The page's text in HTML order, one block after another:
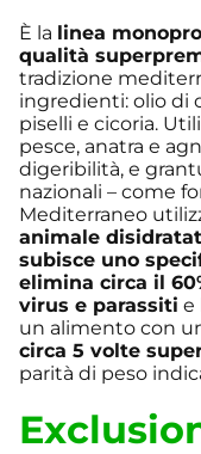
È la linea
qualità
tradizione
ingredienti: olio di
piselli e cicoria.
pesce, anatra e
digeribilità, e
nazionali – come
Mediterraneo
animale
subisce uno
elimina circa il
virus e parassiti e
un alimento con
circa 5 volte
parità di peso